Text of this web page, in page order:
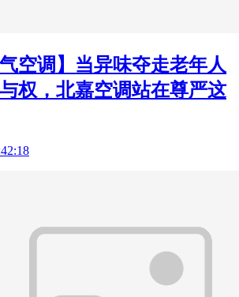
气空调】当异味夺走老年人
权，北嘉空调站在尊严这